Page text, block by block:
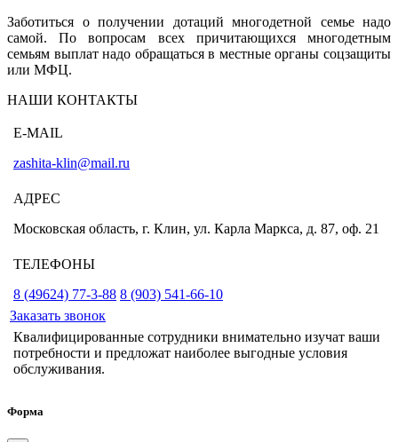
Заботиться о получении дотаций многодетной семье надо
самой. По вопросам всех причитающихся многодетным
семьям выплат надо обращаться в местные органы соцзащиты
или МФЦ.
НАШИ КОНТАКТЫ
E-MAIL
zashita-klin@mail.ru
АДРЕС
Московская область, г. Клин, ул. Карла Маркса, д. 87, оф. 21
ТЕЛЕФОНЫ
8 (49624) 77-3-88 8 (903) 541-66-10
Заказать звонок
Квалифицированные сотрудники внимательно изучат ваши
потребности и предложат наиболее выгодные условия
обслуживания.
Форма